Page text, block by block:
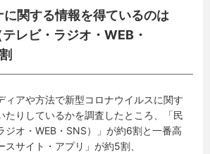
に関する情報を得ているのは
テレビ・ラジオ・WEB・
ィアや方法で新型コロナウイルスに関す
たりしているかを調査したところ、「民
ジオ・WEB・SNS）」が約6割と一番高
スサイト・アプリ」が約5割、